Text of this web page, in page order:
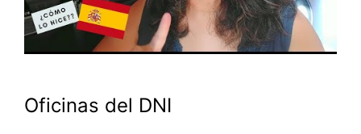
Oficinas del DNI